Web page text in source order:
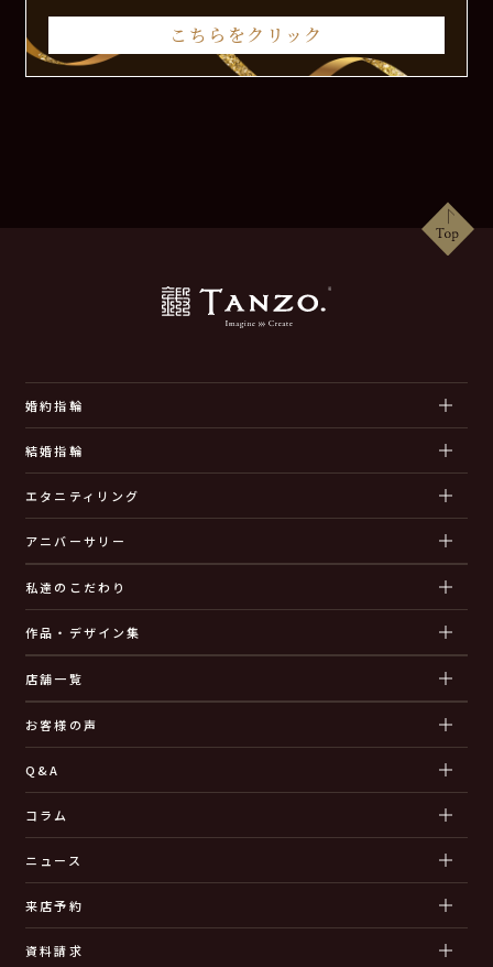
こちらをクリック
婚約指輪
結婚指輪
エタニティリング
アニバーサリー
私達のこだわり
作品・デザイン集
店舗一覧
お客様の声
Q&A
コラム
ニュース
来店予約
資料請求